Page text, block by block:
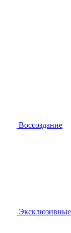
Воссоздание
Эксклюзивные